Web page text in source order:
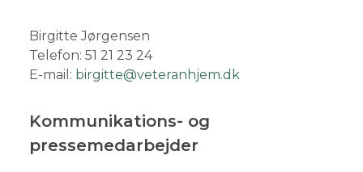
Birgitte Jørgensen
Telefon: 51 21 23 24
E-mail: birgitte@veteranhjem.dk
Kommunikations- og
pressemedarbejder